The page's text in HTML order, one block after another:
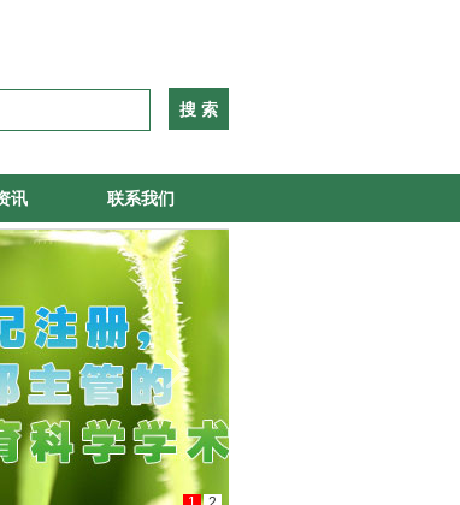
讯 联系我们